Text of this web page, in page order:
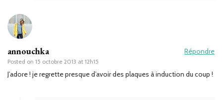
annouchka
Posted on 15 octobre 2013 at 12h15
Répondre
J’adore ! je regrette presque d’avoir des plaques à induction du coup !